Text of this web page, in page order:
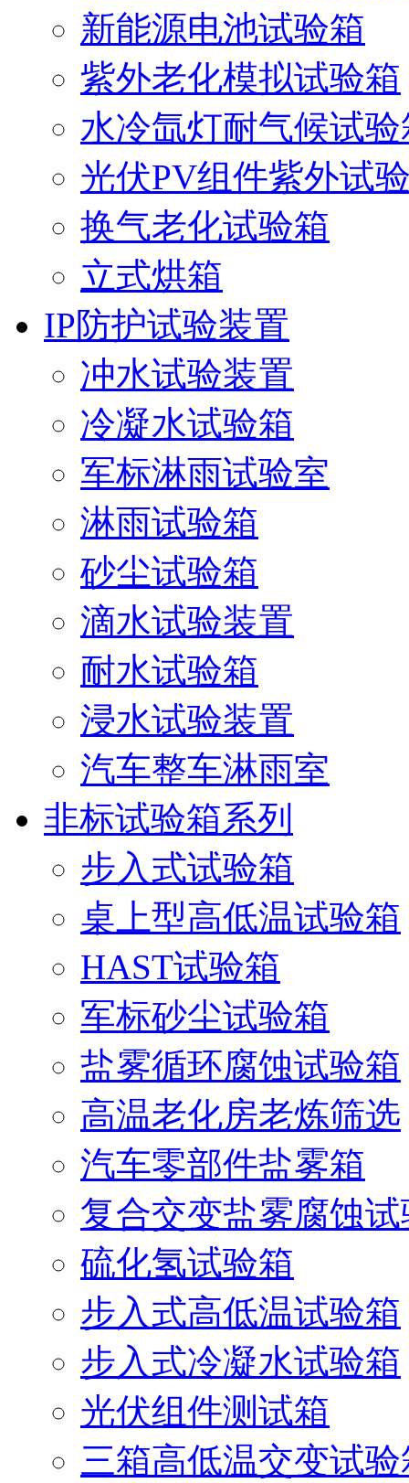
新能源电池试验箱
紫外老化模拟试验箱
水冷氙灯耐气候试验
光伏PV组件紫外试
换气老化试验箱
立式烘箱
IP防护试验装置
冲水试验装置
冷凝水试验箱
军标淋雨试验室
淋雨试验箱
砂尘试验箱
滴水试验装置
耐水试验箱
浸水试验装置
汽车整车淋雨室
非标试验箱系列
步入式试验箱
桌上型高低温试验箱
HAST试验箱
军标砂尘试验箱
盐雾循环腐蚀试验箱
高温老化房老炼筛选
汽车零部件盐雾箱
复合交变盐雾腐蚀
硫化氢试验箱
步入式高低温试验箱
步入式冷凝水试验箱
光伏组件测试箱
三箱高低温交变试验